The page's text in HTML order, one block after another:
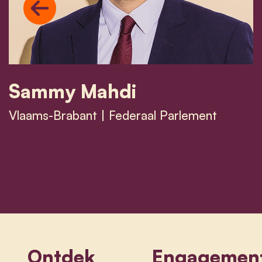
Sammy Mahdi
Vlaams-Brabant | Federaal Parlement
Previous
Ontdek